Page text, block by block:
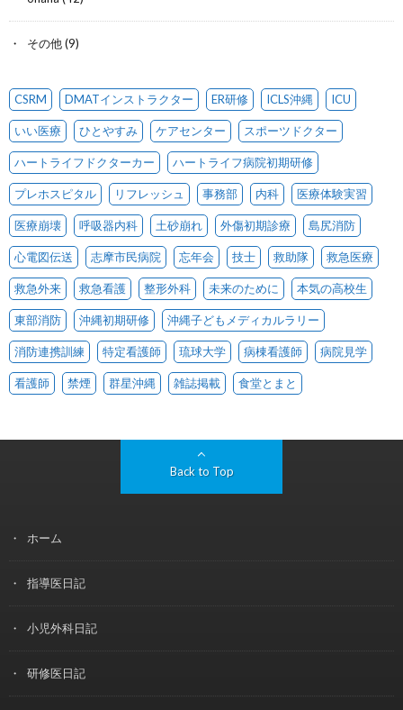
その他(9)
CSRM DMATインストラクター ER研修 ICLS沖縄 ICU
いい医療 ひとやすみ ケアセンター スポーツドクター
ハートライフドクターカー ハートライフ病院初期研修
プレホスピタル リフレッシュ 事務部 内科 医療体験実習
医療崩壊 呼吸器内科 土砂崩れ 外傷初期診療 島尻消防
心電図伝送 志摩市民病院 忘年会 技士 救助隊 救急医療
救急外来 救急看護 整形外科 未来のために 本気の高校生
東部消防 沖縄初期研修 沖縄子どもメディカルラリー
消防連携訓練 特定看護師 琉球大学 病棟看護師 病院見学
看護師 禁煙 群星沖縄 雑誌掲載 食堂とまと
Back to Top
ホーム
指導医日記
小児外科日記
研修医日記